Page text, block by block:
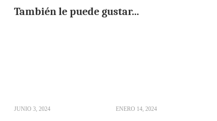
También le puede gustar...
JUNIO 3, 2024 ENERO 14, 2024